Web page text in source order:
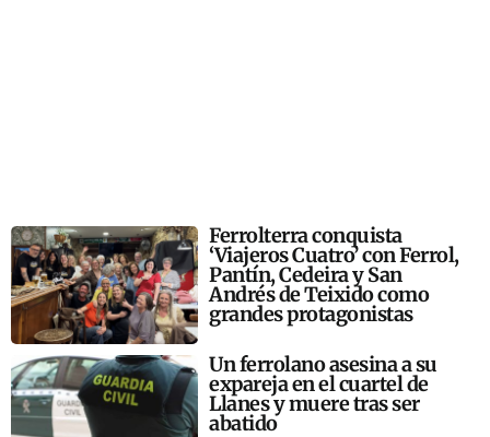
Ferrolterra conquista
‘Viajeros Cuatro’ con Ferrol,
Pantín, Cedeira y San
Andrés de Teixido como
grandes protagonistas
Un ferrolano asesina a su
expareja en el cuartel de
Llanes y muere tras ser
abatido